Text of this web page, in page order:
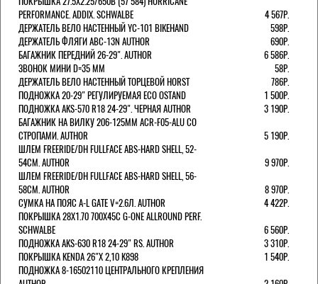
PERFORMANCE. ADDIX. SCHWALBE
4 567Р.
ДЕРЖАТЕЛЬ ВЕЛО НАСТЕННЫЙ YC-101 BIKEHAND
598Р.
ДЕРЖАТЕЛЬ ФЛЯГИ ABC-13N AUTHOR
690Р.
БАГАЖНИК ПЕРЕДНИЙ 26-29". AUTHOR
6 586Р.
ЗВОНОК МИНИ D=35 ММ
58Р.
ДЕРЖАТЕЛЬ ВЕЛО НАСТЕННЫЙ ТОРЦЕВОЙ HORST
786Р.
ПОДНОЖКА 20-29" РЕГУЛИРУЕМАЯ ECO OSTAND
1 500Р.
ПОДНОЖКА AKS-570 R18 24-29". ЧЕРНАЯ AUTHOR
3 190Р.
БАГАЖНИК НА ВИЛКУ 206-125ММ ACR-F05-ALU СО
СТРОПАМИ. AUTHOR
5 190Р.
ШЛЕМ FREERIDE/DH FULLFACE ABS-HARD SHELL, 52-
54СМ. AUTHOR
9 970Р.
ШЛЕМ FREERIDE/DH FULLFACE ABS-HARD SHELL, 56-
58СМ. AUTHOR
8 970Р.
СУМКА НА ПОЯС A-L GATE V=2.6Л. AUTHOR
4 422Р.
ПОКРЫШКА 28X1.70 700X45C G-ONE ALLROUND PERF.
SCHWALBE
6 560Р.
ПОДНОЖКА AKS-630 R18 24-29" RS. AUTHOR
3 310Р.
ПОКРЫШКА KENDA 26"Х 2,10 K898
1 540Р.
ПОДНОЖКА 8-16502110 ЦЕНТРАЛЬНОГО КРЕПЛЕНИЯ